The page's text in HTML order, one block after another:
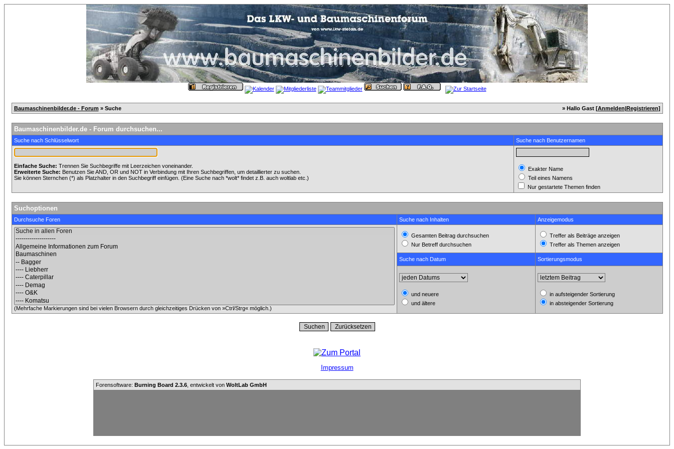
Baumaschinenbilder.de - Forum » Suche » Hallo Gast [Anmelden|Registrieren]
Baumaschinenbilder.de - Forum durchsuchen...
Suche nach Schlüsselwort Suche nach Benutzernamen
Einfache Suche: Trennen Sie Suchbegriffe mit Leerzeichen voneinander.
Erweiterte Suche: Benutzen Sie AND, OR und NOT in Verbindung mit Ihren Suchbegriffen, um detaillierter zu suchen.
Sie können Sternchen (*) als Platzhalter in den Suchbegriff einfügen. (Eine Suche nach *wolt* findet z.B. auch woltlab etc.)
Exakter Name
Teil eines Namens
Nur gestartete Themen finden
Suchoptionen
Durchsuche Foren Suche nach Inhalten Anzeigemodus
(Mehrfache Markierungen sind bei vielen Browsern durch gleichzeitiges Drücken von »Ctrl/Strg« möglich.)
Gesamten Beitrag durchsuchen
Nur Betreff durchsuchen
Treffer als Beiträge anzeigen
Treffer als Themen anzeigen
Suche nach Datum Sortierungsmodus
und neuere
und ältere
in aufsteigender Sortierung
in absteigender Sortierung
Impressum
Forensoftware: Burning Board 2.3.6 , entwickelt von WoltLab GmbH